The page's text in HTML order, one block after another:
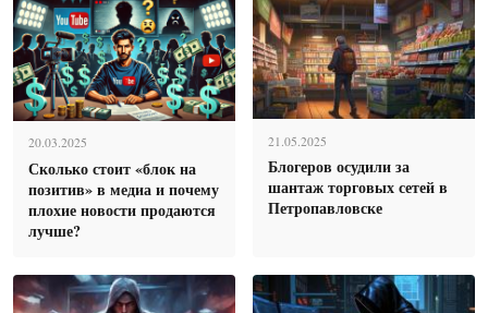
20.03.2025
Сколько стоит «блок на
позитив» в медиа и почему
плохие новости продаются
лучше?
21.05.2025
Блогеров осудили за
шантаж торговых сетей в
Петропавловске